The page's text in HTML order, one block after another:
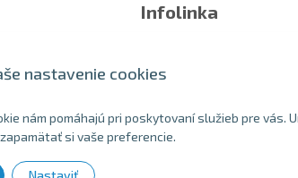
nastavenie cookies
nám pomáhajú pri poskytovaní služieb pre vás.
si vaše preferencie.
Nastaviť
Infolinka
Tel:0918544071